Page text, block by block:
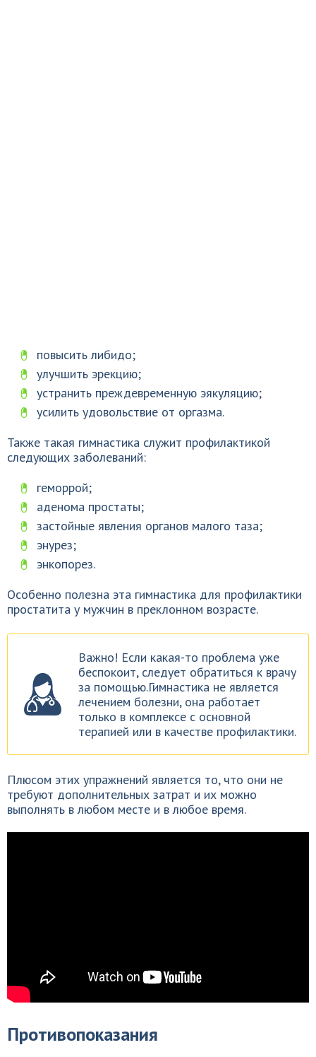
повысить либидо;
улучшить эрекцию;
устранить преждевременную эякуляцию;
усилить удовольствие от оргазма.
Также такая гимнастика служит профилактикой
следующих заболеваний:
геморрой;
аденома простаты;
застойные явления органов малого таза;
энурез;
энкопорез.
Особенно полезна эта гимнастика для профилактики
простатита у мужчин в преклонном возрасте.
Важно! Если какая-то проблема уже
беспокоит, следует обратиться к врачу
за помощью.Гимнастика не является
лечением болезни, она работает
только в комплексе с основной
терапией или в качестве профилактики.
Плюсом этих упражнений является то, что они не
требуют дополнительных затрат и их можно
выполнять в любом месте и в любое время.
Противопоказания